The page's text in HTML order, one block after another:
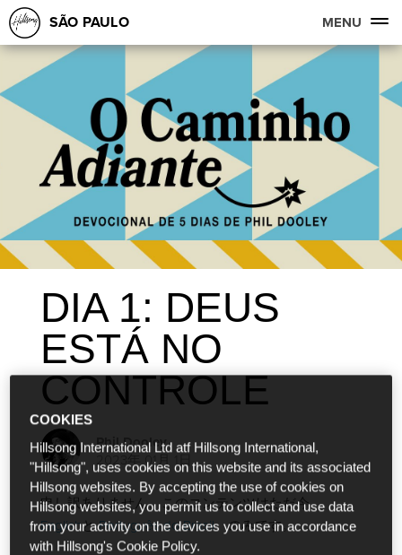
SÃO PAULO MENU
DIA 1: DEUS
ESTÁ NO
CONTROLE
Phil Dooley
2023年 01月 1日
申し訳ありません、このコンテンツはただ今
EnglishとPortuguês do Brasilのみです。
COOKIES
Hillsong International Ltd atf Hillsong International,
"Hillsong", uses cookies on this website and its associated
Hillsong websites. By accepting the use of cookies on
Hillsong websites, you permit us to collect and use data
from your activity on the devices you use in accordance
with Hillsong's Cookie Policy.